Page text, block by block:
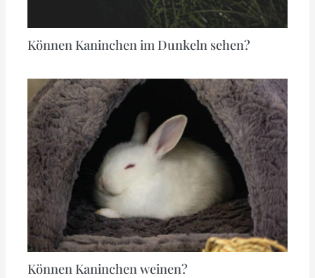
Können Kaninchen im Dunkeln sehen?
Können Kaninchen weinen?